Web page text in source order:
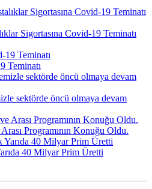
Sigortasına Covid-19 Teminatı
Teminatı
sektörde öncü olmaya devam
Programının Konuğu Oldu.
40 Milyar Prim Üretti